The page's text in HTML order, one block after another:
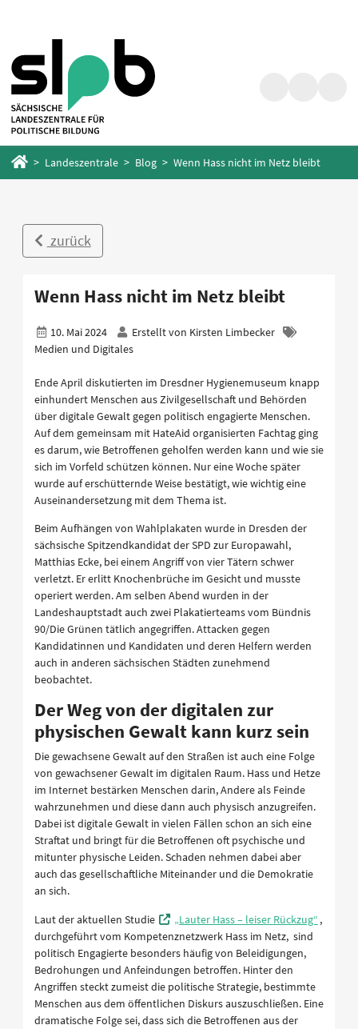
springen
springen
Startseite
Landeszentrale Blog Wenn Hass nicht im Netz bleibt
zurück
Wenn Hass nicht im Netz bleibt
10. Mai 2024 Erstellt von Kirsten Limbecker
Medien und Digitales
Ende April diskutierten im Dresdner Hygienemuseum knapp
einhundert Menschen aus Zivilgesellschaft und Behörden
über digitale Gewalt gegen politisch engagierte Menschen.
Auf dem gemeinsam mit HateAid organisierten Fachtag ging
es darum, wie Betroffenen geholfen werden kann und wie sie
sich im Vorfeld schützen können. Nur eine Woche später
wurde auf erschütternde Weise bestätigt, wie wichtig eine
Auseinandersetzung mit dem Thema ist.
Beim Aufhängen von Wahlplakaten wurde in Dresden der
sächsische Spitzendkandidat der SPD zur Europawahl,
Matthias Ecke, bei einem Angriff von vier Tätern schwer
verletzt. Er erlitt Knochenbrüche im Gesicht und musste
operiert werden. Am selben Abend wurden in der
Landeshauptstadt auch zwei Plakatierteams vom Bündnis
90/Die Grünen tätlich angegriffen. Attacken gegen
Kandidatinnen und Kandidaten und deren Helfern werden
auch in anderen sächsischen Städten zunehmend
beobachtet.
Der Weg von der digitalen zur
physischen Gewalt kann kurz sein
Die gewachsene Gewalt auf den Straßen ist auch eine Folge
von gewachsener Gewalt im digitalen Raum. Hass und Hetze
im Internet bestärken Menschen darin, Andere als Feinde
wahrzunehmen und diese dann auch physisch anzugreifen.
Dabei ist digitale Gewalt in vielen Fällen schon an sich eine
Straftat und bringt für die Betroffenen oft psychische und
mitunter physische Leiden. Schaden nehmen dabei aber
auch das gesellschaftliche Miteinander und die Demokratie
an sich.
Laut der aktuellen Studie
„Lauter Hass – leiser Rückzug“ ,
durchgeführt vom Kompetenznetzwerk Hass im Netz, sind
politisch Engagierte besonders häufig von Beleidigungen,
Bedrohungen und Anfeindungen betroffen. Hinter den
Angriffen steckt zumeist die politische Strategie, bestimmte
Menschen aus dem öffentlichen Diskurs auszuschließen. Eine
dramatische Folge sei, dass sich die Betroffenen aus der